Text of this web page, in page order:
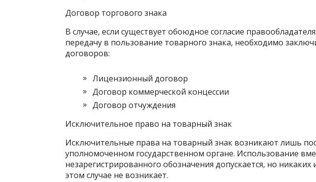
Договор торгового знака
В случае, если существует обоюдное согласие
передачу в пользование товарного знака, необходимо
договоров:
Лицензионный договор
Договор коммерческой концессии
Договор отчуждения
Исключительное право на товарный знак
Исключительные права на товарный знак возникают лишь
уполномоченном государственном органе. Использование
незарегистрированного обозначения допускается, но
этом случае не возникает.